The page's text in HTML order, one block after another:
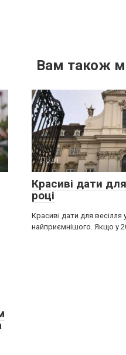
Вам також
Події
Красиві дати
році
Красиві дати для
найприємнішого. Якщо у